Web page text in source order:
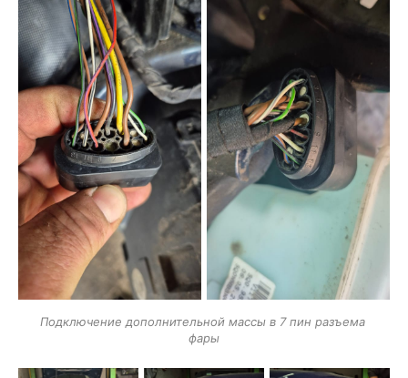
Подключение дополнительной массы в 7 пин разъема
фары